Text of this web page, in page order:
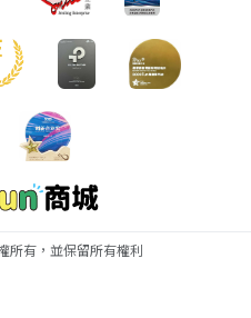
所有，並保留所有權利